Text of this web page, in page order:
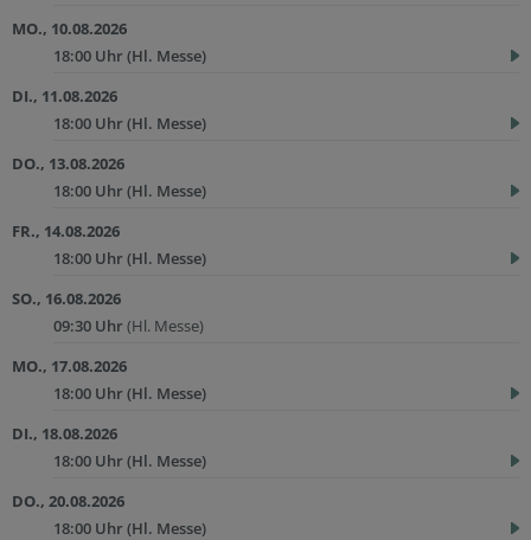
MO., 10.08.2026
18:00 Uhr(Hl. Messe)
DI., 11.08.2026
18:00 Uhr(Hl. Messe)
DO., 13.08.2026
18:00 Uhr(Hl. Messe)
FR., 14.08.2026
18:00 Uhr(Hl. Messe)
SO., 16.08.2026
09:30 Uhr(Hl. Messe)
MO., 17.08.2026
18:00 Uhr(Hl. Messe)
DI., 18.08.2026
18:00 Uhr(Hl. Messe)
DO., 20.08.2026
18:00 Uhr(Hl. Messe)